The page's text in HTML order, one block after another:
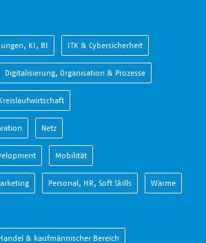
KI, BI ITK & Cybersicherheit
Digitalisierung, Organisation & Prozesse
Netz
Mobilität
Personal, HR, Soft Skills Wärme
& kaufmännischer Bereich